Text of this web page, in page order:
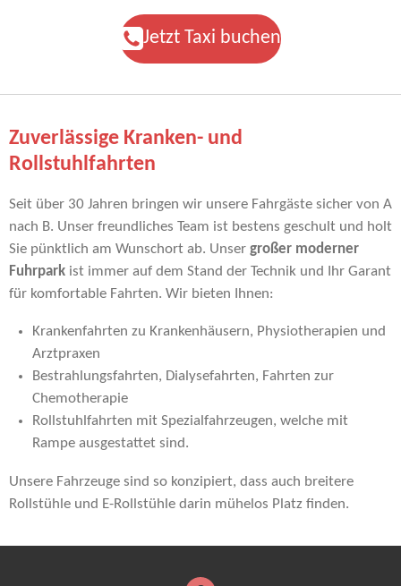
Jetzt Taxi buchen
Zuverlässige Kranken- und
Rollstuhlfahrten
Seit über 30 Jahren bringen wir unsere Fahrgäste sicher von A
nach B. Unser freundliches Team ist bestens geschult und holt
Sie pünktlich am Wunschort ab. Unser großer moderner
Fuhrpark ist immer auf dem Stand der Technik und Ihr Garant
für komfortable Fahrten. Wir bieten Ihnen:
Krankenfahrten zu Krankenhäusern, Physiotherapien und
Arztpraxen
Bestrahlungsfahrten, Dialysefahrten, Fahrten zur
Chemotherapie
Rollstuhlfahrten mit Spezialfahrzeugen, welche mit
Rampe ausgestattet sind.
Unsere Fahrzeuge sind so konzipiert, dass auch breitere
Rollstühle und E-Rollstühle darin mühelos Platz finden.